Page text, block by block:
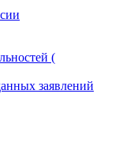
(
заявлений